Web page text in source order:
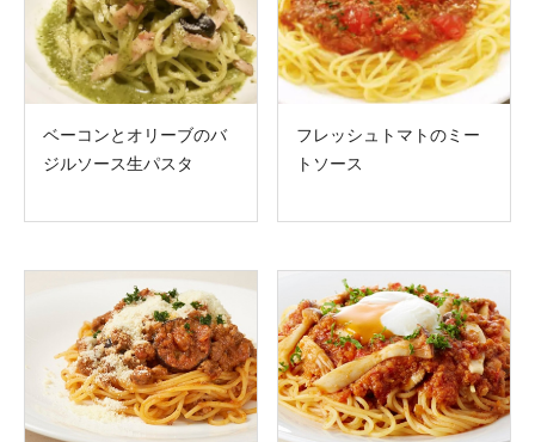
ベーコンとオリーブのバ
ジルソース生パスタ
フレッシュトマトのミー
トソース